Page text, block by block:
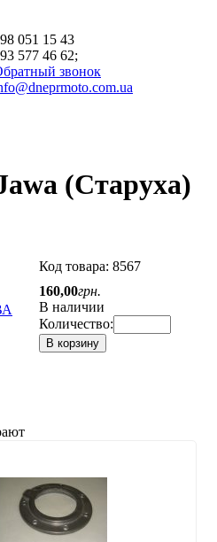
051 15 43
577 46 62;
звонок
(Старуха)
Код товара: 8567
160,00грн.
В наличии
Количество:
В корзину